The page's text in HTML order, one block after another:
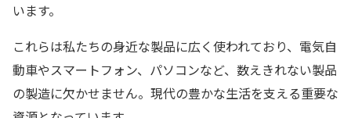
います。
これらは私たちの身近な製品に広く使われており、電気自
動車やスマートフォン、パソコンなど、数えきれない製品
の製造に欠かせません。現代の豊かな生活を支える重要な